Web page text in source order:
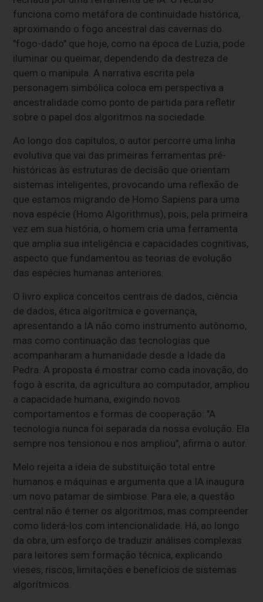
funciona como metáfora de continuidade histórica,
aproximando o fogo ancestral das cavernas do
"fogo-dado" que hoje, como na época de Luzia, pode
iluminar ou queimar, dependendo da destreza de
quem o manipula. A narrativa escrita pela
personagem simbólica coloca em perspectiva a
ancestralidade como ponto de partida para refletir
sobre o papel dos algoritmos na sociedade.
Ao longo dos capítulos, o autor percorre uma linha
evolutiva que vai das primeiras ferramentas pré-
históricas às estruturas de decisão que orientam
sistemas inteligentes, provocando uma reflexão de
que estamos migrando de Homo Sapiens para uma
nova espécie (Homo Algorithmus), pois, pela primeira
vez em sua história, o homem cria uma ferramenta
que amplia sua inteligência e capacidades cognitivas,
aspecto que fundamentou as teorias de evolução
das espécies humanas anteriores.
O livro explica conceitos centrais de dados, ciência
de dados, ética algorítmica e governança,
apresentando a IA não como instrumento autônomo,
mas como continuação das tecnologias que
acompanharam a humanidade desde a Idade da
Pedra. A proposta é mostrar como cada inovação, do
fogo à escrita, da agricultura ao computador, ampliou
a capacidade humana, exigindo novos
comportamentos e formas de cooperação: "A
tecnologia nunca foi separada da nossa evolução. Ela
sempre nos tensionou e nos ampliou", afirma o autor.
Melo rejeita a ideia de substituição total entre
humanos e máquinas e argumenta que a IA inaugura
um novo patamar de simbiose. Para ele, a questão
central não é temer os algoritmos, mas compreender
como liderá-los com intencionalidade. Há, ao longo
da obra, um esforço de traduzir análises complexas
para leitores sem formação técnica, explicando
vieses, riscos, limitações e benefícios de sistemas
algorítmicos.